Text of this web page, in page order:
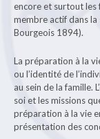
encore et surtout les
membre actif dans la
Bourgeois 1894).
La préparation à la
ou l’identité de
au sein de la famille.
soi et les missions
préparation à la vie
présentation des